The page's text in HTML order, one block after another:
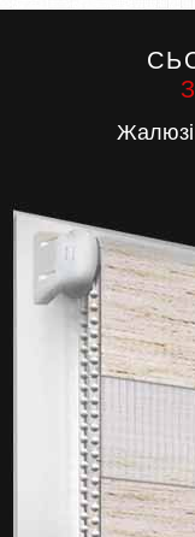
Жалюзі